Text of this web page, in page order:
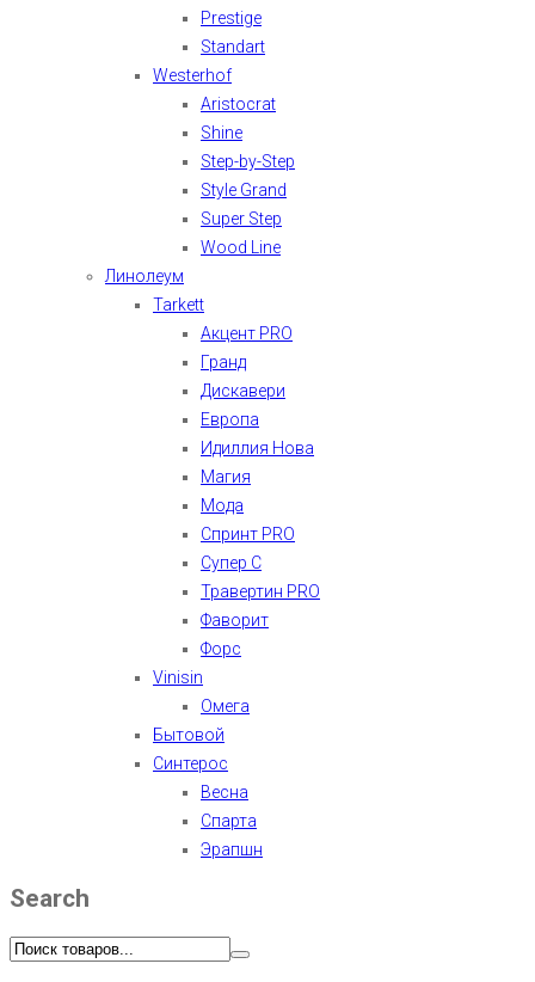
Prestige
Standart
Westerhof
Aristocrat
Shine
Step-by-Step
Style Grand
Super Step
Wood Line
Линолеум
Tarkett
Акцент PRO
Гранд
Дискавери
Европа
Идиллия Нова
Магия
Мода
Спринт PRO
Супер С
Травертин PRO
Фаворит
Форс
Vinisin
Омега
Бытовой
Синтерос
Весна
Спарта
Эрапшн
Search